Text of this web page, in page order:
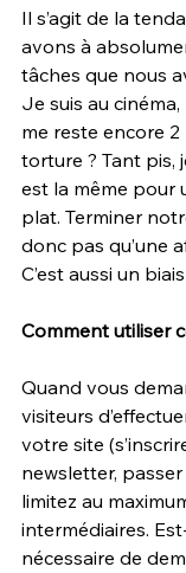
Il s’agit de la
avons à
tâches que nous
Je suis au
me reste encore
torture ? Tant pis,
est la même pour
plat. Terminer
donc pas qu’une
C’est aussi un
Comment utiliser
Quand vous
visiteurs
votre site
newsletter,
limitez au
intermédiaires.
nécessaire de